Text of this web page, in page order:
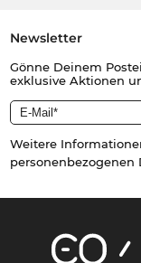
Newsletter
Gönne Deinem
exklusive Aktionen
Weitere
personenbezogenen